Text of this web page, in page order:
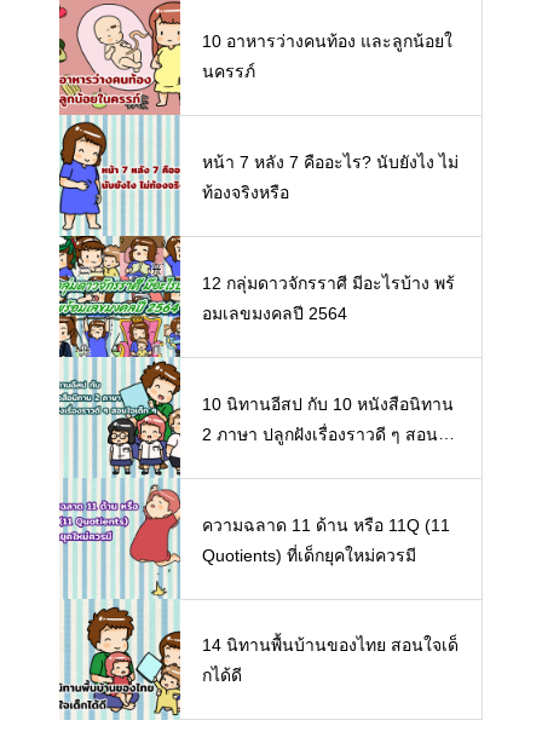
10 อาหารว่างคนท้อง และลูกน้อยใ
นครรภ์
หน้า 7 หลัง 7 คืออะไร? นับยังไง ไม่
ท้องจริงหรือ
12 กลุ่มดาวจักรราศี มีอะไรบ้าง พร้
อมเลขมงคลปี 2564
10 นิทานอีสป กับ 10 หนังสือนิทาน
2 ภาษา ปลูกฝังเรื่องราวดี ๆ สอนใจ
ความฉลาด 11 ด้าน หรือ 11Q (11
Quotients) ที่เด็กยุคใหม่ควรมี
14 นิทานพื้นบ้านของไทย สอนใจเด็
กได้ดี